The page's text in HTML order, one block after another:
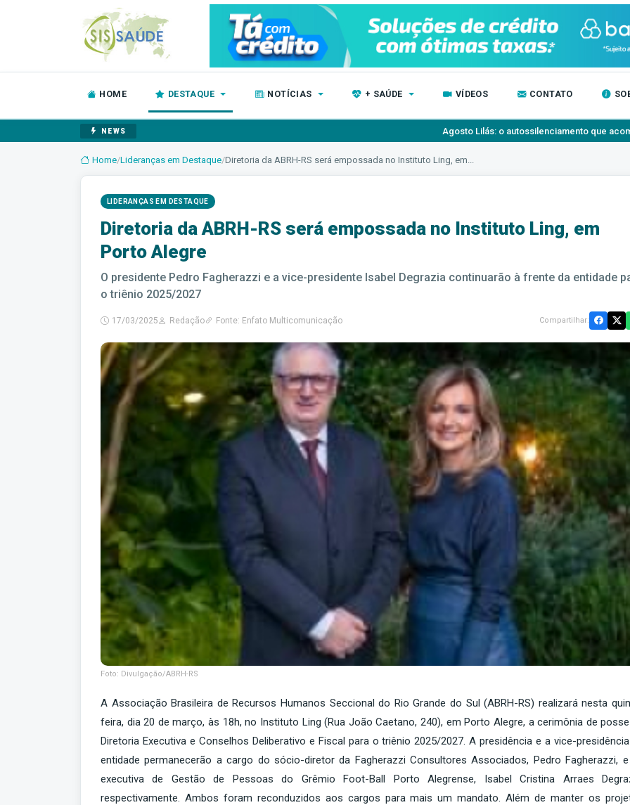
HOME DESTAQUE NOTÍCIAS + SAÚDE VÍDEOS CONTATO
NEWS Agosto Lilás: o autossilenciamento que acompanha as relações
Home/Lideranças em Destaque/Diretoria da ABRH-RS será empossada no Instituto Ling, em...
LIDERANÇAS EM DESTAQUE
Diretoria da ABRH-RS será empossada no Instituto Ling, em
Porto Alegre
O presidente Pedro Fagherazzi e a vice-presidente Isabel Degrazia continuarão à frente da entidade
o triênio 2025/2027
17/03/2025 Redação Fonte: Enfato Multicomunicação Compartilhar:
Foto: Divulgação/ABRH-RS
A Associação Brasileira de Recursos Humanos Seccional do Rio Grande do Sul (ABRH-RS) realizará nesta
feira, dia 20 de março, às 18h, no Instituto Ling (Rua João Caetano, 240), em Porto Alegre, a cerimônia de
Diretoria Executiva e Conselhos Deliberativo e Fiscal para o triênio 2025/2027. A presidência e a vice-
entidade permanecerão a cargo do sócio-diretor da Fagherazzi Consultores Associados, Pedro Fagherazzi,
executiva de Gestão de Pessoas do Grêmio Foot-Ball Porto Alegrense, Isabel Cristina Arraes
respectivamente. Ambos foram reconduzidos aos cargos para mais um mandato. Além de manter os